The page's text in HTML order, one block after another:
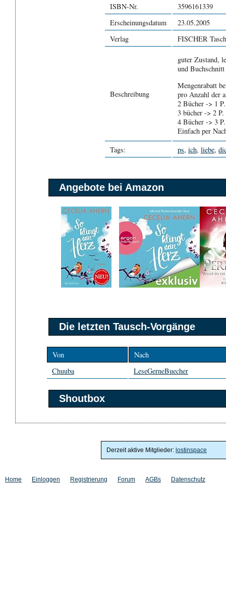
ISBN-Nr.
3596161339
Erscheinungsdatum
23.05.2005
Verlag
FISCHER
Beschreibung
guter Zustand,
und Buchschnitt
Mengenrabatt
pro Anzahl der
2 Bücher -> 1
3 bücher -> 2
4 Bücher -> 3
Einfach per
Tags:
ps, ich, liebe,
Angebote bei Amazon
Die letzten Tausch-Vorgänge
Von
Nach
Chuuba
LeseGerneBuecher
Shoutbox
Derzeit aktive Mitglieder: lostinspace
Home Einloggen Registrierung Forum AGBs Datenschutz